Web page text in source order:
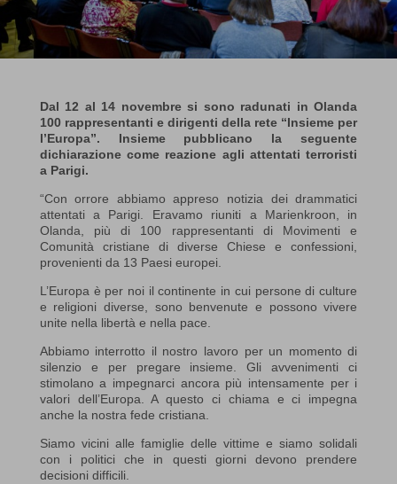
Dal 12 al 14 novembre si sono radunati in Olanda
100 rappresentanti e dirigenti della rete “Insieme per
l’Europa”. Insieme pubblicano la seguente
dichiarazione come reazione agli attentati terroristi
a Parigi.
“Con orrore abbiamo appreso notizia dei drammatici
attentati a Parigi. Eravamo riuniti a Marienkroon, in
Olanda, più di 100 rappresentanti di Movimenti e
Comunità cristiane di diverse Chiese e confessioni,
provenienti da 13 Paesi europei.
L’Europa è per noi il continente in cui persone di culture
e religioni diverse, sono benvenute e possono vivere
unite nella libertà e nella pace.
Abbiamo interrotto il nostro lavoro per un momento di
silenzio e per pregare insieme. Gli avvenimenti ci
stimolano a impegnarci ancora più intensamente per i
valori dell’Europa. A questo ci chiama e ci impegna
anche la nostra fede cristiana.
Siamo vicini alle famiglie delle vittime e siamo solidali
con i politici che in questi giorni devono prendere
decisioni difficili.